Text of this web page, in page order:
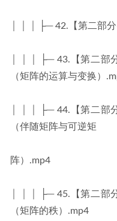
│ │ │ ├─ 42.【第二部
│ │ │ ├─ 43.【第二部
（矩阵的运算与变换）
│ │ │ ├─ 44.【第二部
（伴随矩阵与可逆矩
阵）.mp4
│ │ │ ├─ 45.【第二部
（矩阵的秩）.mp4